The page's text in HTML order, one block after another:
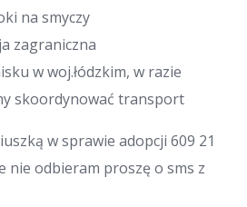
na smyczy
zagraniczna
w woj.łódzkim, w razie
skoordynować transport
w sprawie adopcji 609 21
nie odbieram proszę o sms z